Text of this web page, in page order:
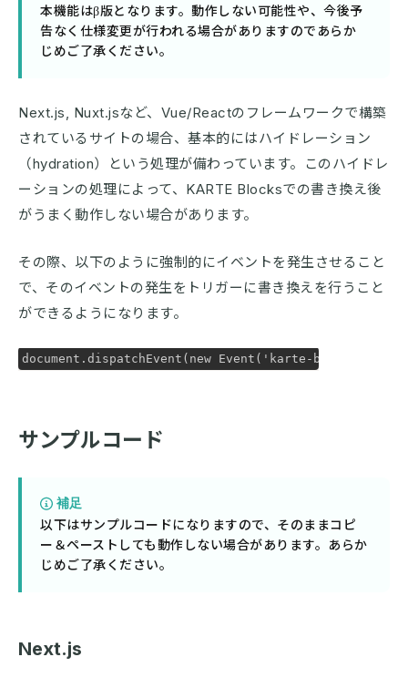
本機能はβ版となります。動作しない可能性や、今後予
告なく仕様変更が行われる場合がありますのであらか
じめご了承ください。
Next.js, Nuxt.jsなど、Vue/Reactのフレームワークで構築
されているサイトの場合、基本的にはハイドレーション
（hydration）という処理が備わっています。このハイドレ
ーションの処理によって、KARTE Blocksでの書き換え後
がうまく動作しない場合があります。
その際、以下のように強制的にイベントを発生させること
で、そのイベントの発生をトリガーに書き換えを行うこと
ができるようになります。
document.dispatchEvent(new Event('karte-blocks-
サンプルコード
補足
以下はサンプルコードになりますので、そのままコピ
ー＆ペーストしても動作しない場合があります。あらか
じめご了承ください。
Next.js